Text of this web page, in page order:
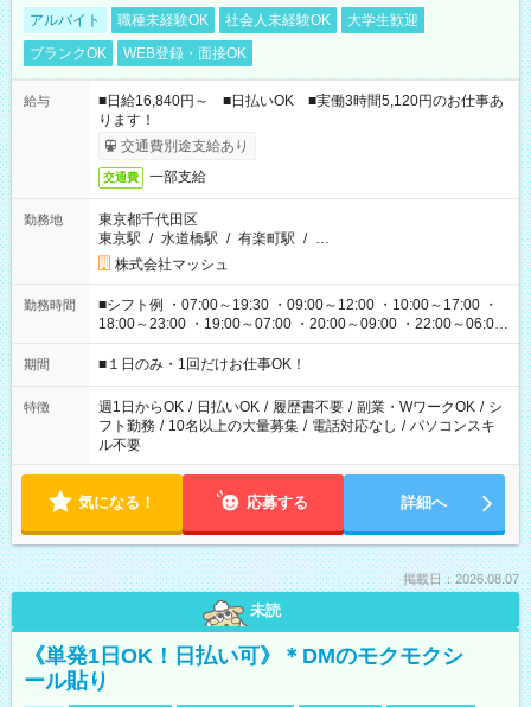
アルバイト 職種未経験OK 社会人未経験OK
大学生歓迎
ブランクOK
WEB登録・面接OK
給与
■日給16,840円～ ■日払いOK ■実働3時間5,120円のお仕事あ
ります！
交通費別途支給あり
交通費 一部支給
勤務地
東京都千代田区
東京駅 / 水道橋駅 / 有楽町駅 / …
株式会社マッシュ
勤務時間
■シフト例 ・07:00～19:30 ・09:00～12:00 ・10:00～17:00 ・
18:00～23:00 ・19:00～07:00 ・20:00～09:00 ・22:00～06:00
etc ★最短で3時間で5,120円のお仕事から 15時間で2万円近く稼
げるお仕事も！ ご希望のお時間に合わせてご紹介！ ※シフトは
ください！
期間 ■１日のみ・1回だけお仕事OK！
特徴 週1日からOK / 日払いOK / 履歴書不要 / 副業・WワークOK / シ
フト勤務 / 10名以上の大量募集 / 電話対応なし / パソコンスキ
ル不要
気になる！ 応募する 詳細へ
掲載日：2026.08.07
未読
《単発1日OK！日払い可》＊DMのモクモクシ
ール貼り